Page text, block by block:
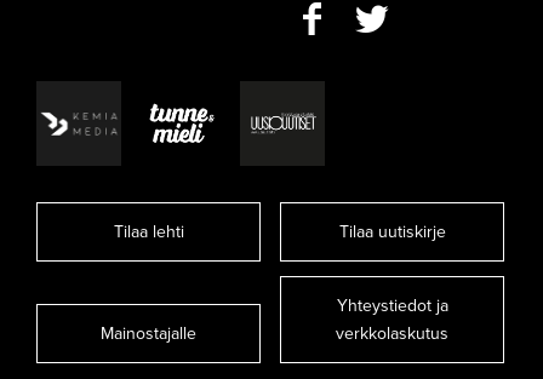
Tilaa lehti Tilaa uutiskirje
Mainostajalle
Yhteystiedot ja
verkkolaskutus